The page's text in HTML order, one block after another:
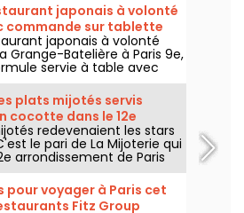
japonais à volonté
commande sur tablette
japonais à volonté
Grange-Batelière à Paris 9e,
servie à table avec
Sushis, makis,
et plats préparés à la
midi et soir, du
plats mijotés servis
cocotte dans le 12e
redevenaient les stars
le pari de La Mijoterie qui
arrondissement de Paris
de longue cuisson
chef Augustin Garnier et
dans des cocottes.
pour voyager à Paris cet
Fitz Group